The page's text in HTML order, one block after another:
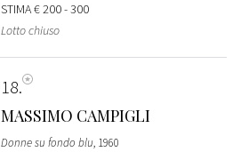
STIMA€ 200 - 300
Lotto chiuso
18
MASSIMO CAMPIGLI
Donne su fondo blu, 1960